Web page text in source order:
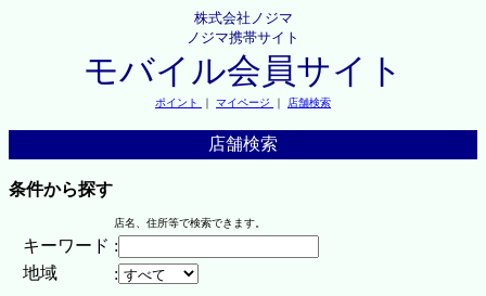
株式会社ノジマ
ノジマ携帯サイト
モバイル会員サイト
ポイント ｜ マイページ ｜ 店舗検索
店舗検索
条件から探す
店名、住所等で検索できます。
キーワード :
地域
: